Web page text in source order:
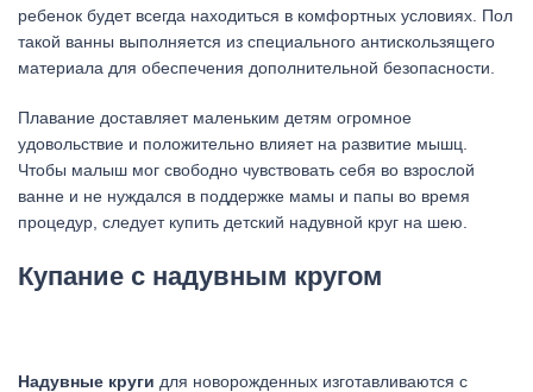
ребенок будет всегда находиться в комфортных условиях. Пол
такой ванны выполняется из специального антискользящего
материала для обеспечения дополнительной безопасности.
Плавание доставляет маленьким детям огромное
удовольствие и положительно влияет на развитие мышц.
Чтобы малыш мог свободно чувствовать себя во взрослой
ванне и не нуждался в поддержке мамы и папы во время
процедур, следует купить детский надувной круг на шею.
Купание с надувным кругом
Надувные круги для новорожденных изготавливаются с